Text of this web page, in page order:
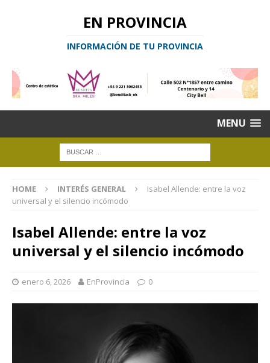
EN PROVINCIA
INFORMACIÓN DE TU PROVINCIA
MENU
HOME INTERÉS GENERAL
Isabel Allende: entre la voz
universal y el silencio incómodo
Isabel Allende: entre la voz
universal y el silencio incómodo
enero 6, 2026 EnProvincia 0